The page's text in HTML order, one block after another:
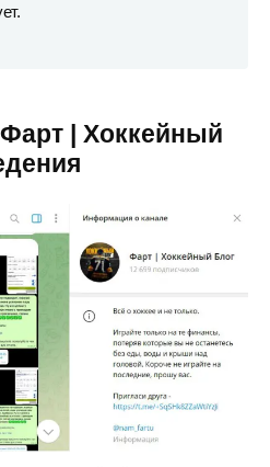
| Хоккейный